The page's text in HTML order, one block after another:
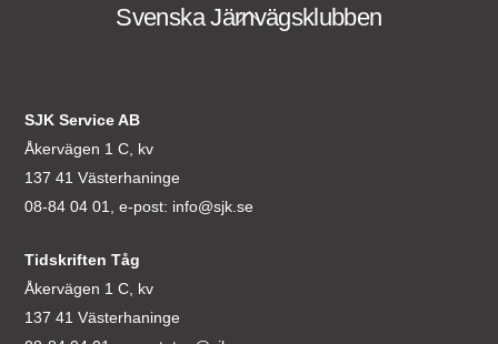
Back
Svenska Järnvägsklubben
SJK Service AB
Åkervägen 1 C, kv
137 41 Västerhaninge
08-84 04 01, e-post: info@sjk.se
Tidskriften Tåg
Åkervägen 1 C, kv
137 41 Västerhaninge